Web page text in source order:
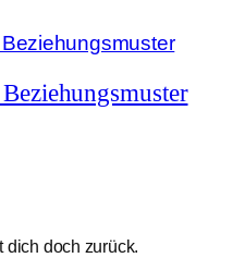
dich doch zurück.